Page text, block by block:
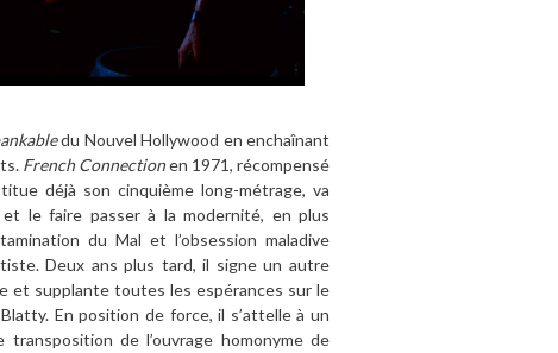
du Nouvel Hollywood en enchaînant
French Connectionen 1971, récompensé
déjà son cinquième long-métrage, va
et le faire passer à la modernité, en plus
du Mal et l’obsession maladive
Deux ans plus tard, il signe un autre
et supplante toutes les espérances sur le
En position de force, il s’attelle àun
transposition de l’ouvrage homonyme de